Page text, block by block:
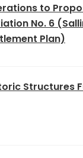
to
No. 6
Plan)
Structures